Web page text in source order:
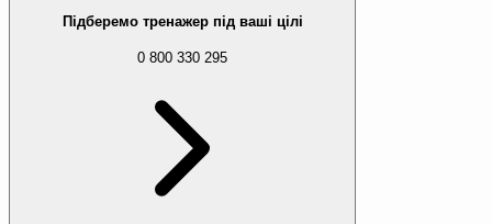
Підберемо тренажер під ваші цілі
0 800 330 295